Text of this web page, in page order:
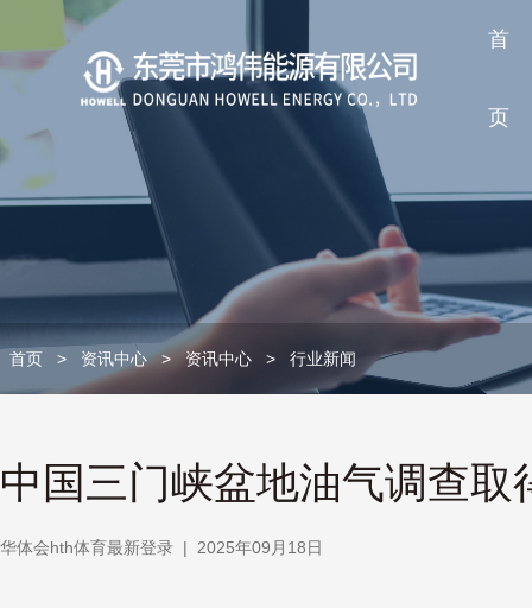
首
页
首页 > 资讯中心 > 资讯中心 > 行业新闻
中国三门峡盆地油气调查
华体会hth体育最新登录 | 2025年09月18日